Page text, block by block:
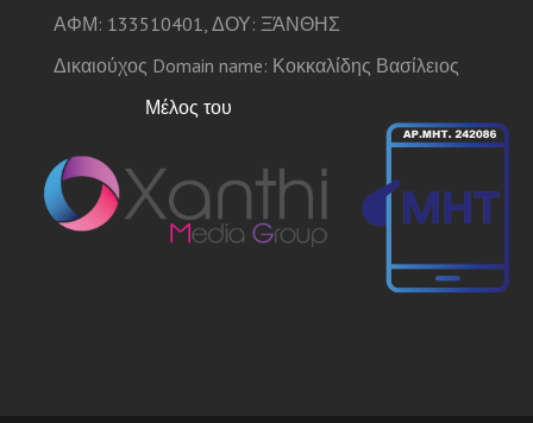
ΑΦΜ: 133510401, ΔΟΥ: ΞΆΝΘΗΣ
Δικαιούχος Domain name: Κοκκαλίδης Βασίλειος
Μέλος του